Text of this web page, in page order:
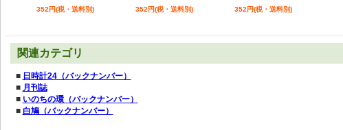
352円(税・送料別) 352円(税・送料別) 352円(税・送料別)
関連カテゴリ
■ 日時計24（バックナンバー）
■ 月刊誌
■ いのちの環（バックナンバー）
■ 白鳩（バックナンバー）